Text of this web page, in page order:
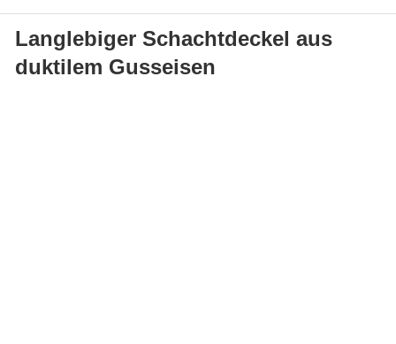
Gusseisen Langlebiger Schachtdeckel aus duktilem Gusseisen
Langlebiger Schachtdeckel aus
duktilem Gusseisen